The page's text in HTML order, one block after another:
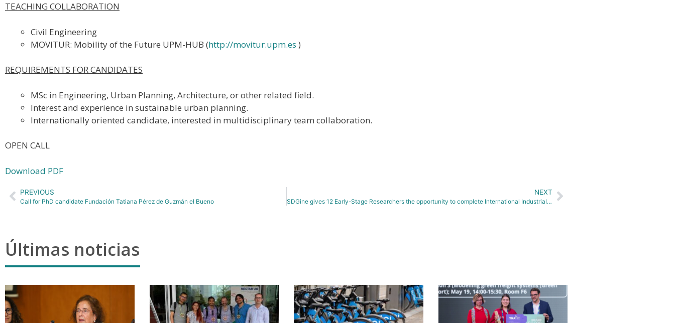
TEACHING COLLABORATION
Civil Engineering
MOVITUR: Mobility of the Future UPM-HUB (http://movitur.upm.es )
REQUIREMENTS FOR CANDIDATES
MSc in Engineering, Urban Planning, Architecture, or other related field.
Interest and experience in sustainable urban planning.
Internationally oriented candidate, interested in multidisciplinary team collaboration.
OPEN CALL
Download PDF
PREVIOUS
Call for PhD candidate Fundación Tatiana Pérez de Guzmán el Bueno
NEXT
SDGine gives 12 Early-Stage Researchers the opportunity to complete International Industrial Doctorates at UPM
Últimas noticias